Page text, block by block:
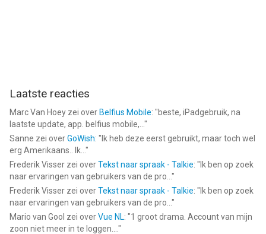
Laatste reacties
Marc Van Hoey zei over Belfius Mobile: "beste, iPadgebruik, na
laatste update, app. belfius mobile,... "
Sanne zei overGoWish: " Ik heb deze eerst gebruikt, maar toch wel
erg Amerikaans.. Ik... "
Frederik Visser zei overTekst naar spraak - Talkie: " Ik ben op zoek
naar ervaringen van gebruikers van de pro... "
Frederik Visser zei overTekst naar spraak - Talkie: " Ik ben op zoek
naar ervaringen van gebruikers van de pro... "
Mario van Gool zei overVue NL: "1 groot drama. Account van mijn
zoon niet meer in te loggen.... "